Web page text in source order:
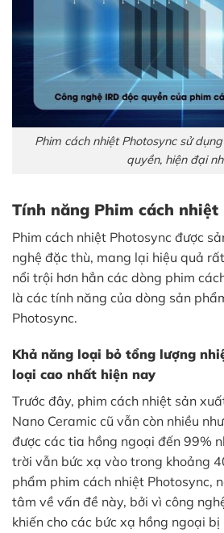
Phim cách nhiệt Photosync sử
quyền, hiện đại
Tính năng Phim cách nhiệt
Phim cách nhiệt Photosync được
nghệ đặc thù, mang lại hiệu quả
nổi trội hơn hẳn các dòng phim
là các tính năng của dòng sản
Photosync.
Khả năng loại bỏ tổng lượng
loại cao nhất hiện nay
Trước đây, phim cách nhiệt sản
Nano Ceramic cũ vẫn còn nhiều
được các tia hồng ngoại đến 99%
trời vẫn bức xạ vào trong khoảng
phẩm phim cách nhiệt Photosync,
tâm về vấn đề này, bởi vì công
khiến cho các bức xạ hồng ngoại